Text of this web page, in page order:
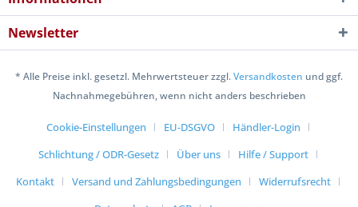
Newsletter
* Alle Preise inkl. gesetzl. Mehrwertsteuer zzgl.Versandkosten und ggf.
Nachnahmegebühren, wenn nicht anders beschrieben
Cookie-Einstellungen EU-DSGVO
Händler-Login
Schlichtung / ODR-Gesetz
Über uns
Hilfe / Support
Kontakt
Versand und Zahlungsbedingungen
Widerrufsrecht